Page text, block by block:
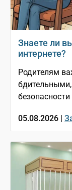
Знаете ли
интернете?
Родителям
безопасности
05.08.2026 |